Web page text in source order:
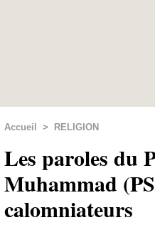
Accueil > RELIGION
Les paroles du
Muhammad
calomniateurs